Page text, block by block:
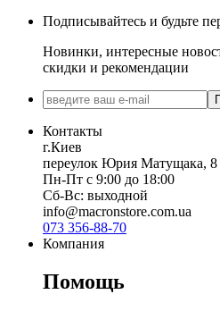
Подписывайтесь и будьте
Новинки, интересные
скидки и рекомендации
Контакты
г.Киев
переулок Юрия Матущака, 8
Пн-Пт с 9:00 до 18:00
Сб-Вс: выходной
info@macronstore.com.ua
073 356-88-70
Компания
Помощь